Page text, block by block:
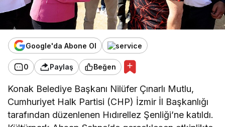
Google'da Abone Ol
0 Paylaş Beğen
Konak Belediye Başkanı Nilüfer Çınarlı Mutlu,
Cumhuriyet Halk Partisi (CHP) İzmir İl Başkanlığı
tarafından düzenlenen Hıdırellez Şenliği’ne katıldı.